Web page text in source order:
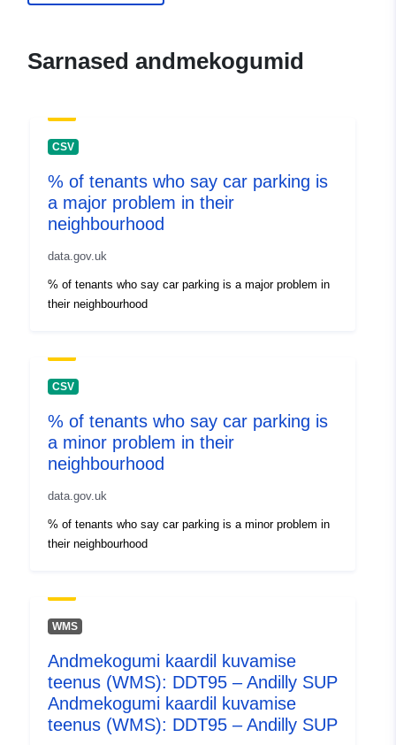
Sarnased andmekogumid
CSV
% of tenants who say car parking is
a major problem in their
neighbourhood
data.gov.uk
% of tenants who say car parking is a major problem in
their neighbourhood
CSV
% of tenants who say car parking is
a minor problem in their
neighbourhood
data.gov.uk
% of tenants who say car parking is a minor problem in
their neighbourhood
WMS
Andmekogumi kaardil kuvamise
teenus (WMS): DDT95 – Andilly SUP
Andmekogumi kaardil kuvamise
teenus (WMS): DDT95 – Andilly SUP